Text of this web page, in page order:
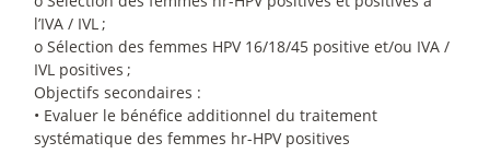
l’IVA / IVL;
o Sélection des femmes HPV 16/18/45 positive et/ou IVA /
IVL positives ;
Objectifs secondaires :
• Evaluer le bénéfice additionnel du traitement
systématique des femmes hr-HPV positives